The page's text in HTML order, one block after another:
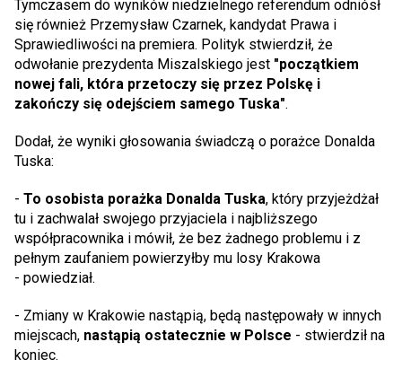
Tymczasem do wyników niedzielnego referendum odniósł
się również Przemysław Czarnek, kandydat Prawa i
Sprawiedliwości na premiera. Polityk stwierdził, że
odwołanie prezydenta Miszalskiego jest "początkiem
nowej fali, która przetoczy się przez Polskę i
zakończy się odejściem samego Tuska".
Dodał, że wyniki głosowania świadczą o porażce Donalda
Tuska:
- To osobista porażka Donalda Tuska, który przyjeżdżał
tu i zachwalał swojego przyjaciela i najbliższego
współpracownika i mówił, że bez żadnego problemu i z
pełnym zaufaniem powierzyłby mu losy Krakowa
- powiedział.
- Zmiany w Krakowie nastąpią, będą następowały w innych
miejscach, nastąpią ostatecznie w Polsce - stwierdził na
koniec.